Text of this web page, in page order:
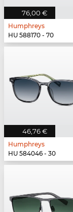
76,00 €
Humphreys
HU 588170 - 70
46,76 €
Humphreys
HU 584046 - 30